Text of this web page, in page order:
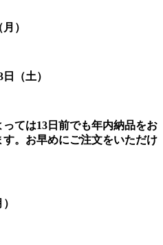
）
（土）
ては13日前でも年内納品をお
。お早めにご注文をいただけ